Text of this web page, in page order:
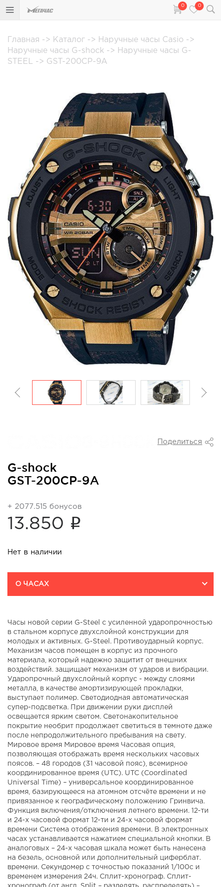
0 0
Главная -> Каталог -> Наручные часы Casio ->
Наручные часы G-shock -> Наручные часы G-
STEEL -> GST-200CP-9A
Поделиться
G-shock
GST-200CP-9A
+ 2077.515 бонусов
13.850 i
Нет в наличии
О ЧАСАХ
Часы новой серии G-Steel с усиленной ударопрочностью
в стальном корпусе двухслойной конструкции для
молодых и активных. G-Steel. Противоударный корпус.
Механизм часов помещен в корпус из прочного
материала, который надежно защитит от внешних
воздействий. защищает механизм от ударов и вибрации.
Ударопрочный двухслойный корпус - между слоями
металла, в качестве амортизирующей прокладки,
выступает полимер. Светодиодная автоматическая
супер-подсветка. При движении руки дисплей
освещается ярким светом. Светонакопительное
покрытие необрит продолжает светиться в темноте даже
после непродолжительного пребывания на свету.
Мировое время Мировое время Часовая опция,
позволяющая отображать время нескольких часовых
поясов. – 48 городов (31 часовой пояс), всемирное
координированное время (UTC). UTC (Coordinated
Universal Time) – универсальное координированное
время, базирующееся на атомном отсчёте времени и не
привязанное к географическому положению Гринвича.
Функция включения/отключения летнего времени. 12-ти
и 24-х часовой формат 12-ти и 24-х часовой формат
времени Система отображения времени. В электронных
часах устанавливается нажатием специальной кнопки. В
аналоговых – 24-х часовая шкала может быть нанесена
на безель, основной или дополнительный циферблат.
времени. Секундомер с точностью показаний 1/100с и
временем измерения 24ч. Сплит-хронограф. Сплит-